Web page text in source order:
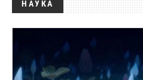
НАУКА